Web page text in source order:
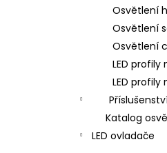
Osvětlení
Osvětlení
Osvětlení
LED profily
LED profily
Katalog
LED ovladače